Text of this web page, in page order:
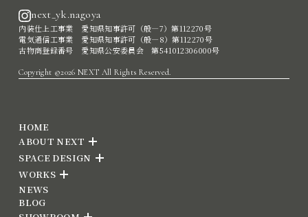
next_yk.nagoya
内装仕上工事業 愛知県知事許可（般―7）第112270号
電気通信工事業 愛知県知事許可（般―8）第112270号
古物商登録番号 愛知県公安委員会 第541012306000号
Copyright ©2026 NEXT All Rights Reserved.
HOME
ABOUT NEXT
SPACE DESIGN
WORKS
NEWS
BLOG